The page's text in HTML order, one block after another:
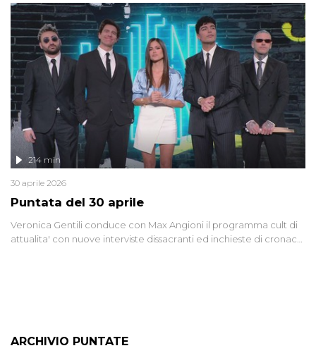
di settore - su quanto la guerra sia diventata una realtà pervasiva.
Anche se l'Italia non è direttamente coinvolta in conflitti armati, il
contesto globale rende impossibile considerarla un fenomeno
lontano.
Puntata del 30 aprile
214 min
30 aprile 2026
Veronica Gentili conduce con Max Angioni il programma cult di
attualita' con nuove interviste dissacranti ed inchieste di cronaca
ARCHIVIO PUNTATE